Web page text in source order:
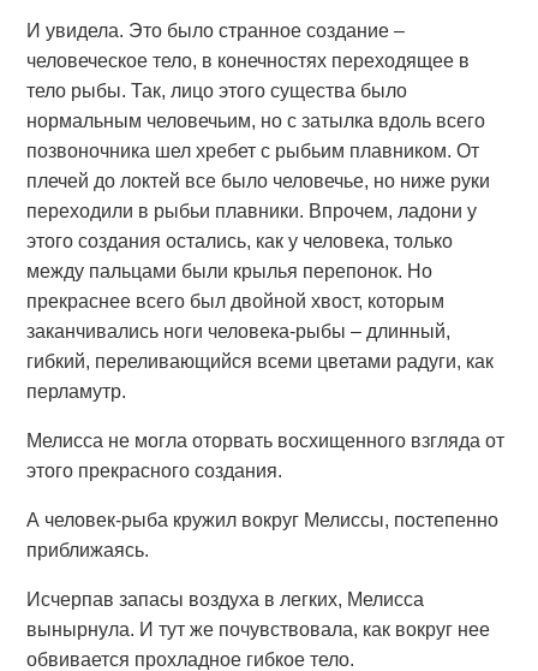
И увидела. Это было странное создание –
человеческое тело, в конечностях переходящее в
тело рыбы. Так, лицо этого существа было
нормальным человечьим, но с затылка вдоль всего
позвоночника шел хребет с рыбьим плавником. От
плечей до локтей все было человечье, но ниже руки
переходили в рыбьи плавники. Впрочем, ладони у
этого создания остались, как у человека, только
между пальцами были крылья перепонок. Но
прекраснее всего был двойной хвост, которым
заканчивались ноги человека-рыбы – длинный,
гибкий, переливающийся всеми цветами радуги, как
перламутр.
Мелисса не могла оторвать восхищенного взгляда от
этого прекрасного создания.
А человек-рыба кружил вокруг Мелиссы, постепенно
приближаясь.
Исчерпав запасы воздуха в легких, Мелисса
вынырнула. И тут же почувствовала, как вокруг нее
обвивается прохладное гибкое тело.